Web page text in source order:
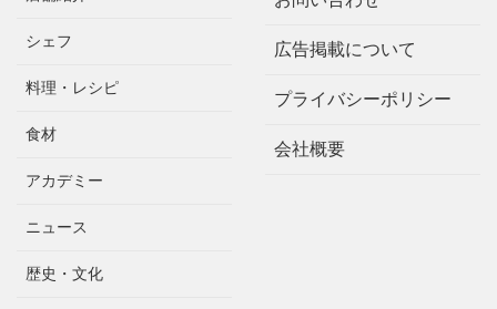
シェフ
料理・レシピ
食材
アカデミー
ニュース
歴史・文化
広告掲載について
プライバシーポリシー
会社概要